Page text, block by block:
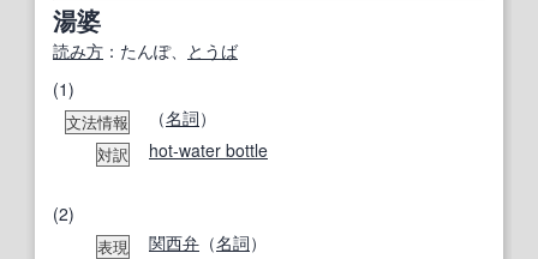
湯婆
読み方 ：たんぽ、 とうば
(1)
文法情報 （名詞）
対訳 hot-water bottle
(2)
表現 関西弁 （名詞）